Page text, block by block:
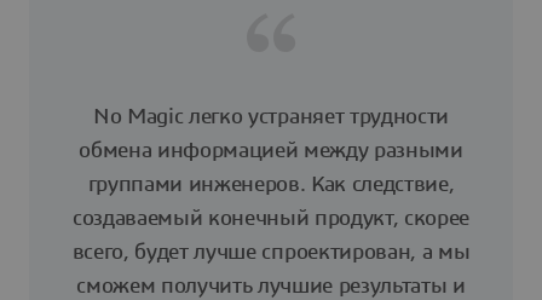
No Magic легко устраняет трудности
обмена информацией между разными
группами инженеров. Как следствие,
создаваемый конечный продукт, скорее
всего, будет лучше спроектирован, а мы
сможем получить лучшие результаты и